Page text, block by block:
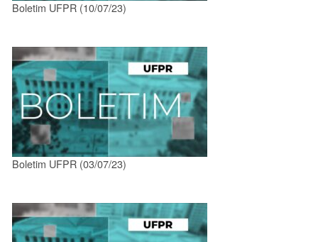
Boletim UFPR (10/07/23)
Boletim UFPR (03/07/23)